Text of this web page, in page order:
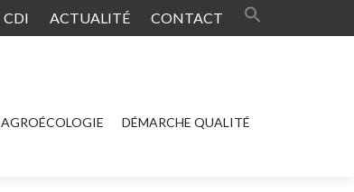
CDI ACTUALITÉ CONTACT
AGROÉCOLOGIE DÉMARCHE QUALITÉ